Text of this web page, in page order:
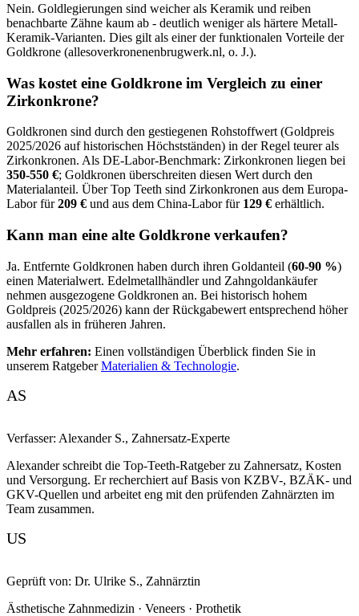
Nein. Goldlegierungen sind weicher als Keramik und reiben
benachbarte Zähne kaum ab - deutlich weniger als härtere Metall-
Keramik-Varianten. Dies gilt als einer der funktionalen Vorteile der
Goldkrone (allesoverkronenenbrugwerk.nl, o. J.).
Was kostet eine Goldkrone im Vergleich zu einer
Zirkonkrone?
Goldkronen sind durch den gestiegenen Rohstoffwert (Goldpreis
2025/2026 auf historischen Höchstständen) in der Regel teurer als
Zirkonkronen. Als DE-Labor-Benchmark: Zirkonkronen liegen bei
350-550 €; Goldkronen überschreiten diesen Wert durch den
Materialanteil. Über Top Teeth sind Zirkonkronen aus dem Europa-
Labor für209 € und aus dem China-Labor für 129 € erhältlich.
Kann man eine alte Goldkrone verkaufen?
Ja. Entfernte Goldkronen haben durch ihren Goldanteil (60-90 %)
einen Materialwert. Edelmetallhändler und Zahngoldankäufer
nehmen ausgezogene Goldkronen an. Bei historisch hohem
Goldpreis (2025/2026) kann der Rückgabewert entsprechend höher
ausfallen als in früheren Jahren.
Mehr erfahren: Einen vollständigen Überblick finden Sie in
unserem RatgeberMaterialien & Technologie.
AS
Verfasser: Alexander S., Zahnersatz-Experte
Alexander schreibt die Top-Teeth-Ratgeber zu Zahnersatz, Kosten
und Versorgung. Er recherchiert auf Basis von KZBV-, BZÄK- und
GKV-Quellen und arbeitet eng mit den prüfenden Zahnärzten im
Team zusammen.
US
Geprüft von: Dr. Ulrike S., Zahnärztin
Ästhetische Zahnmedizin · Veneers · Prothetik